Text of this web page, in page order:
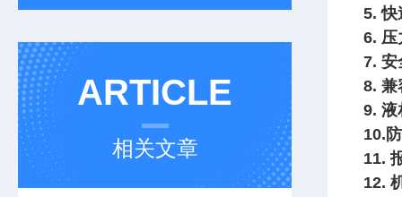
ARTICLE
相关文章
5. 快
6. 压
7. 安
8. 兼
9. 液
10.
11.
12.